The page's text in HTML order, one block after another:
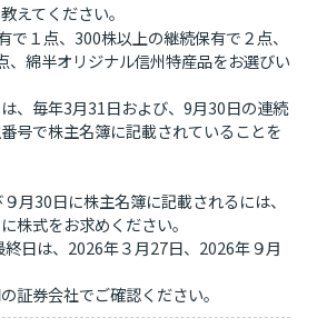
えてください。
で１点、300株以上の継続保有で２点、
、綿半オリジナル信州特産品をお選びい
、毎年3月31日および、9月30日の連続
号で株主名簿に記載されていることを
月30日に株主名簿に記載されるには、
株式をお求めください。
日は、2026年３月27日、2026年９月
証券会社でご確認ください。